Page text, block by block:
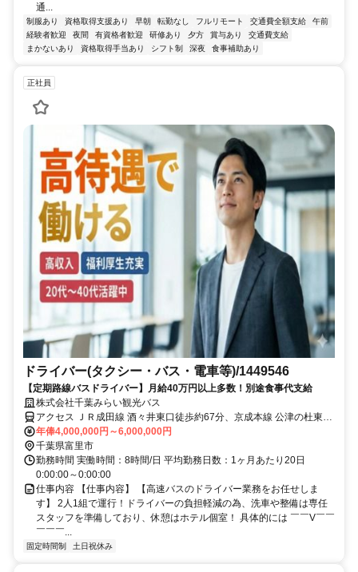
通...
制服あり 資格取得支援あり 早朝 転勤なし フルリモート 交通費全額支給
午前
経験者歓迎
夜間 有資格者歓迎 研修あり 夕方 賞与あり
交通費支給
まかないあり
資格取得手当あり シフト制 深夜 食事補助あり
正社員
ドライバー(タクシー・バス・電車等)/1449546
【定期路線バスドライバー】月給40万円以上多数！別途食事代支給
株式会社千葉みらい観光バス
アクセス ＪＲ成田線 酒々井東口徒歩約67分、京成本線 公津の杜東口
徒歩約70分、京成本線 京成酒々井東口徒歩約74分
年俸4,000,000円～6,000,000円
千葉県富里市
勤務時間 実働時間：8時間/日 平均勤務日数：1ヶ月あたり20日
0:00:00～0:00:00
仕事内容 【仕事内容】 【高速バスのドライバー業務をお任せしま
す】 2人1組で運行！ドライバーの負担軽減の為、洗車や整備は専任
スタッフを準備しており、休憩はホテル個室！ 具体的には ￣￣V￣￣
￣￣￣...
固定時間制 土日祝休み